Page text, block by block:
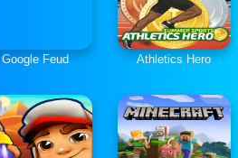
Google Feud Athletics Hero